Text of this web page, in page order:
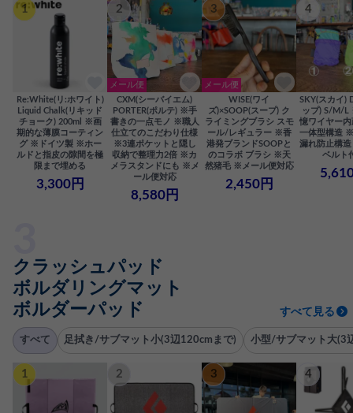
1
Re:White(リ:ホワイト)
Liquid Chalk(リキッド
チョーク) 200ml ※画
期的な薄膜コーティン
グ ※ドイツ製 ※ホー
ルドと指皮の隙間を極
限まで埋める
3,300円
2
メール便
CXM(シーバイエム)
PORTER(ポルテ) ※手
書きの一点モノ ※職人
仕立てのこだわり仕様
※3連ポケットと隠し
収納で整理力2倍 ※カ
メラスタンドにも ※メ
ール便対応
8,580円
3
メール便
WISE(ワイ
ズ)×SOOP(スープ) ク
ライミングブラシ スモ
ール/レギュラー ※香
港発ブランドSOOPと
のコラボ ブラシ ※天
然猪毛 ※メール便対応
2,450円
4
SKY(スカイ)
ップ) S/M/L
憶ワイヤー
一体型構造
漏れ防止構
ベルト
クラッシュパッド
ボルダリングマット
ボルダーパッド
すべて見る
すべて 足拭き/サブマット小(3辺120cmまで) 小型/サブマット大(3
1 2 3 4